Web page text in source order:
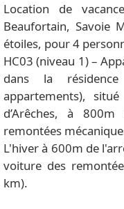
Location de
Beaufortain, Savoie
étoiles, pour 4
HC03 (niveau 1) –
dans la
appartements),
d’Arêches, à
remontées
L'hiver à 600m de
voiture des
km).